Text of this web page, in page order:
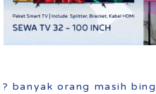
banyak orang masih